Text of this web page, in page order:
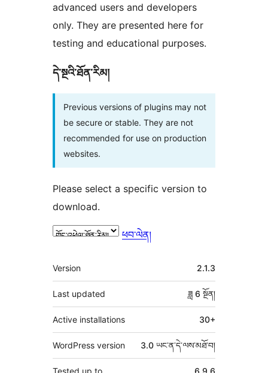
advanced users and developers
only. They are presented here for
testing and educational purposes.
དེ་སྔའི་ཐོན་རིམ།
Previous versions of plugins may not
be secure or stable. They are not
recommended for use on production
websites.
Please select a specific version to
download.
ཕབ་ལེན།
ཟུར་
བརྗོད།
Version 2.1.3
Last updated ཟླ 6 སྔོན།
Active installations 30+
WordPress version 3.0 ཡང་ན་དེ་ལས་མཐོ་བ།
Tested up to 6.9.6